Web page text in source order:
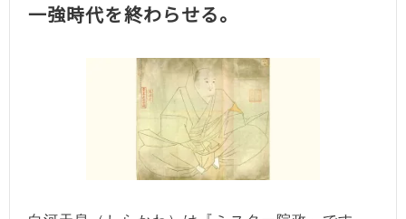
一強時代を終わらせる。